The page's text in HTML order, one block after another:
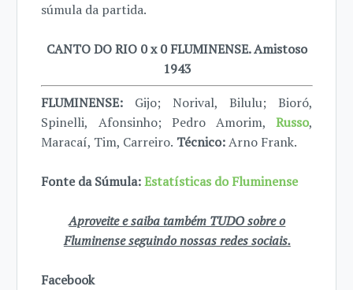
súmula da partida.
CANTO DO RIO 0 x 0 FLUMINENSE. Amistoso
1943
FLUMINENSE: Gijo; Norival, Bilulu; Bioró,
Spinelli, Afonsinho; Pedro Amorim,Russo,
Maracaí, Tim, Carreiro. Técnico:Arno Frank.
Fonte da Súmula:Estatísticas do Fluminense
Aproveite e saiba também TUDO sobre o
Fluminense seguindo nossas redes sociais.
Facebook